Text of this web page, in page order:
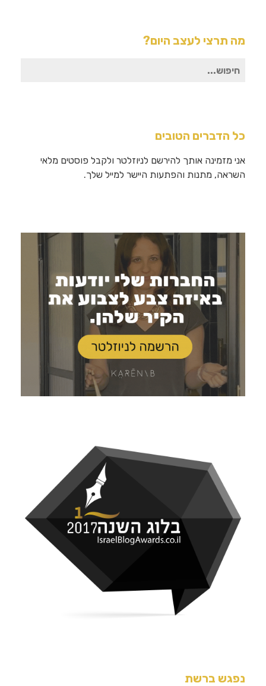
מה תרצי לעצב היום?
חיפוש
כל הדברים הטובים
אני מזמינה אותך להירשם לניוזלטר ולקבל פוסטים מלאי
השראה, מתנות והפתעות היישר למייל שלך.
נפגש ברשת